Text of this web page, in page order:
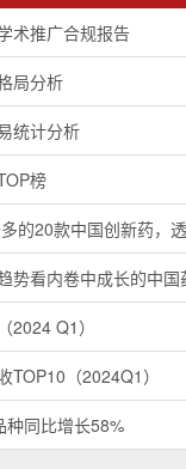
术推广合规报告
局分析
统计分析
榜
的20款中国创新药，
势看内卷中成长的中国
2024 Q1）
TOP10（2024Q1）
种同比增长58%